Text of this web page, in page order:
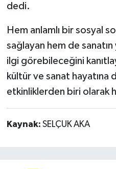
dedi.
Hem anlamlı bir sosyal
sağlayan hem de
ilgi görebileceğini
kültür ve sanat hayatına
etkinliklerden biri olarak
Kaynak: SELÇUK AKA